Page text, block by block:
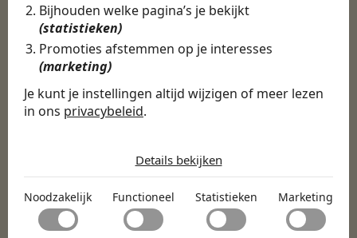
Bijhouden welke pagina’s je bekijkt
(statistieken)
Promoties afstemmen op je interesses
(marketing)
Je kunt je instellingen altijd wijzigen of meer lezen
in ons privacybeleid.
Noodzakelijk
Noodzakelijke cookies helpen een website bruikbaar te
maken door basisfuncties zoals paginanavigatie en
Functioneel
Details bekijken
Noodzakelijk Functioneel Statistieken Marketing